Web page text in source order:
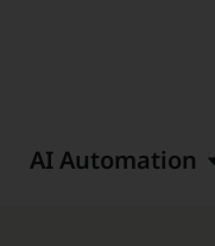
AI Automation